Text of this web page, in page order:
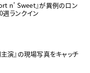
n’ Sweet』が異例のロン
週ランクイン
主演』の現場写真をキャッチ